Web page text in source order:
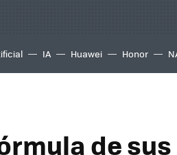
IA Huawei Honor
de sus